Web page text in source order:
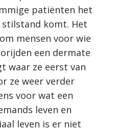
patiënten het
stilstand komt. Het
mensen voor wie
een dermate
waar ze eerst van
ze weer verder
voor wat een
leven en
leven is er niet